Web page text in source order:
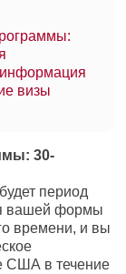
информация
визы
30-
период
вашей формы
времени, и вы
США в течение